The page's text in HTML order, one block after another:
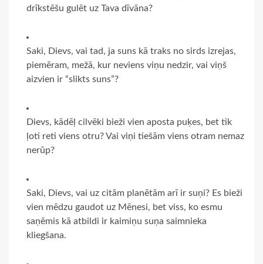
drīkstēšu gulēt uz Tava dīvāna?
Saki, Dievs, vai tad, ja suns kā traks no sirds izrejas,
piemēram, mežā, kur neviens viņu nedzir, vai viņš
aizvien ir “slikts suns”?
Dievs, kādēļ cilvēki bieži vien aposta puķes, bet tik
ļoti reti viens otru? Vai viņi tiešām viens otram nemaz
nerūp?
Saki, Dievs, vai uz citām planētām arī ir suņi? Es bieži
vien mēdzu gaudot uz Mēnesi, bet viss, ko esmu
saņēmis kā atbildi ir kaimiņu suņa saimnieka
kliegšana.